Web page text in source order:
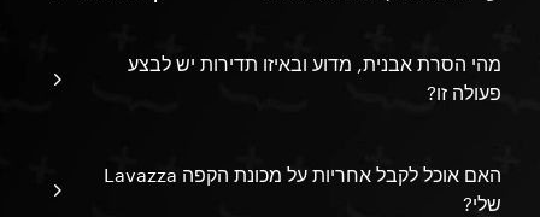
מהי הסרת אבנית, מדוע ובאיזו תדירות יש לבצע
פעולה זו?
האם אוכל לקבל אחריות על מכונת הקפה Lavazza
שלי?